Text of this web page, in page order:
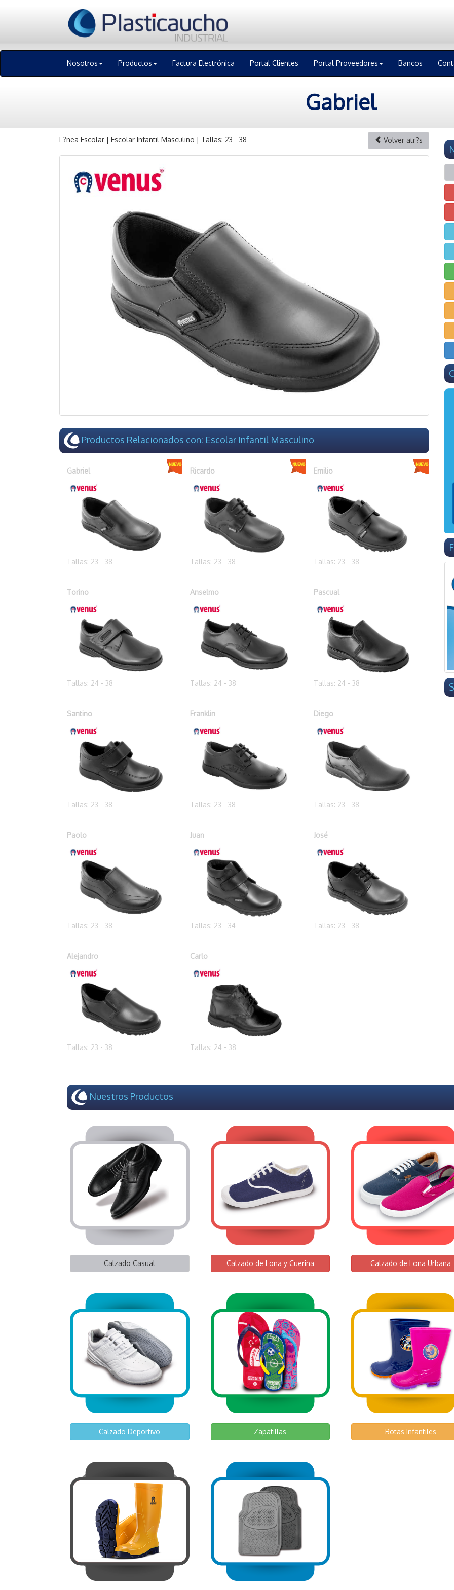
Nosotros Productos Factura Electrónica Portal Clientes Portal Proveedores Bancos
Gabriel
L?nea Escolar | Escolar Infantil Masculino | Tallas: 23 - 38 Volver atr?s
Productos Relacionados con: Escolar Infantil Masculino
Gabriel
Tallas: 23 - 38
Ricardo
Tallas: 23 - 38
Emilio
Tallas: 23 - 38
Torino
Tallas: 24 - 38
Anselmo
Tallas: 24 - 38
Pascual
Tallas: 24 - 38
Santino
Tallas: 23 - 38
Franklin
Tallas: 23 - 38
Diego
Tallas: 23 - 38
Paolo
Tallas: 23 - 38
Juan
Tallas: 23 - 34
José
Tallas: 23 - 38
Alejandro
Tallas: 23 - 38
Carlo
Tallas: 24 - 38
Nuestros Productos
Calzado Casual Calzado de Lona y Cuerina Calzado de Lona Urbana
Calzado Deportivo Zapatillas Botas Infantiles